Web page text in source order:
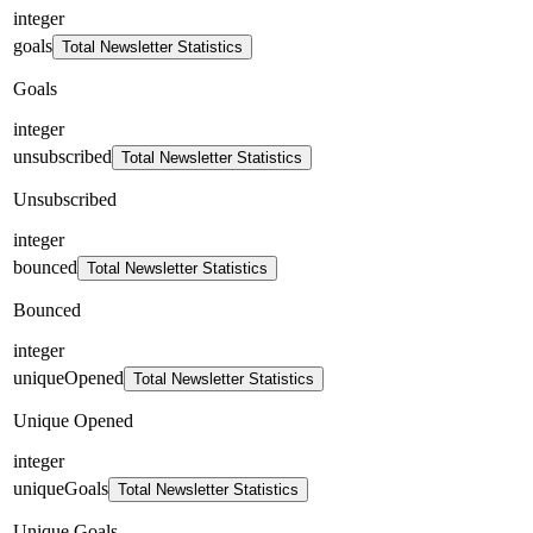
integer
goals Total Newsletter Statistics
Goals
integer
unsubscribed Total Newsletter Statistics
Unsubscribed
integer
bounced Total Newsletter Statistics
Bounced
integer
uniqueOpened Total Newsletter Statistics
Unique Opened
integer
uniqueGoals Total Newsletter Statistics